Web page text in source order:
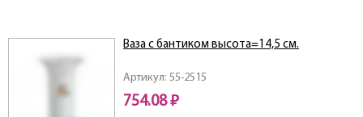
Артикул: 55-2515
Ваза с бантиком высота=14,5 см.
754.08 ₽